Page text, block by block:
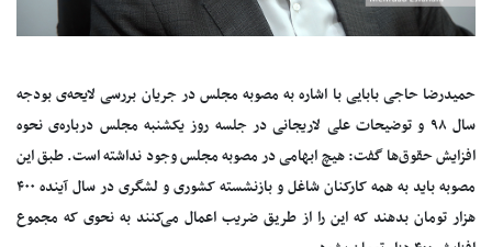
حمیدرضا حاجی بابایی با اشاره به مصوبه مجلس در جریان بررسی لایحه‌ی بودجه
سال ۹۸ و توضیحات علی لاریجانی در جلسه روز یکشنبه مجلس درباره‌ی نحوه
افزایش حقوق‌ها گفت: هیچ ابهامی در مصوبه مجلس وجود نداشته است. طبق این
مصوبه باید به همه کارکنان شاغل و بازنشسته کشوری و لشگری در سال آینده ۴۰۰
هزار تومان بدهند که این را از طریق ضریب اعمال می‌کنند به نحوی که مجموع